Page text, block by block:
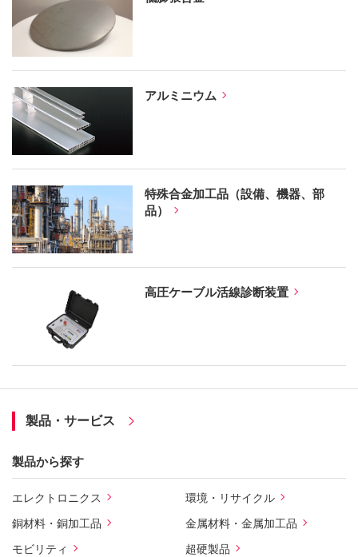
アルミニウム
特殊合金加工品（設備、機器、部
品）
高圧ケーブル活線診断装置
製品・サービス
製品から探す
エレクトロニクス 環境・リサイクル
銅材料・銅加工品 金属材料・金属加工品
モビリティ 超硬製品